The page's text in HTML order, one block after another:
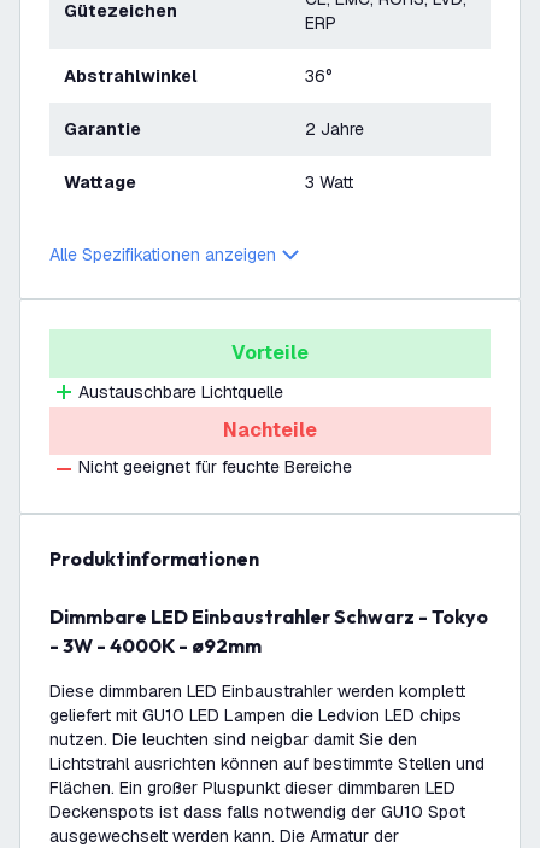
Gütezeichen
ERP
Abstrahlwinkel 36°
Garantie 2 Jahre
Wattage 3 Watt
Alle Spezifikationen anzeigen
Vorteile
Austauschbare Lichtquelle
Nachteile
Nicht geeignet für feuchte Bereiche
Produktinformationen
Dimmbare LED Einbaustrahler Schwarz - Tokyo
- 3W - 4000K - ø92mm
Diese dimmbaren LED Einbaustrahler werden komplett
geliefert mit GU10 LED Lampen die Ledvion LED chips
nutzen. Die leuchten sind neigbar damit Sie den
Lichtstrahl ausrichten können auf bestimmte Stellen und
Flächen. Ein großer Pluspunkt dieser dimmbaren LED
Deckenspots ist dass falls notwendig der GU10 Spot
ausgewechselt werden kann. Die Armatur der